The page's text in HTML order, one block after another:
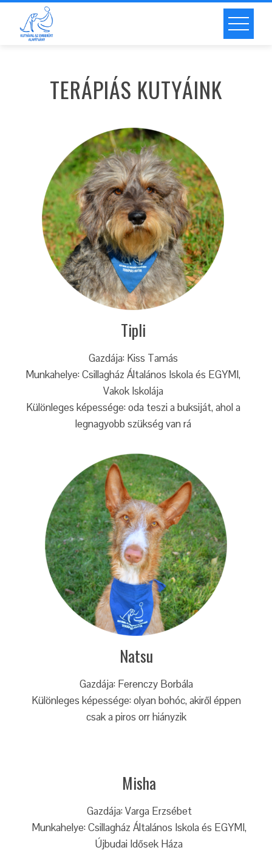
TERÁPIÁS KUTYÁINK
Tipli
Gazdája: Kiss Tamás
Munkahelye: Csillagház Általános Iskola és EGYMI,
Vakok Iskolája
Különleges képessége: oda teszi a buksiját, ahol a
legnagyobb szükség van rá
Natsu
Gazdája: Ferenczy Borbála
Különleges képessége: olyan bohóc, akiről éppen
csak a piros orr hiányzik
Misha
Gazdája: Varga Erzsébet
Munkahelye: Csillagház Általános Iskola és EGYMI,
Újbudai Idősek Háza